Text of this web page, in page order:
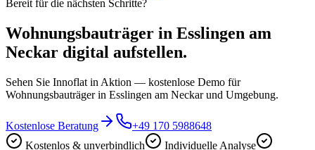
Bereit für die nächsten Schritte?
Wohnungsbauträger in Esslingen am
Neckar digital aufstellen.
Sehen Sie Innoflat in Aktion — kostenlose Demo für
Wohnungsbauträger in Esslingen am Neckar und Umgebung.
Kostenlose Beratung
+49 170 5988648
Kostenlos & unverbindlich
Individuelle Analyse